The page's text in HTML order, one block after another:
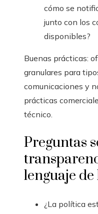
cómo se
junto con los
disponibles?
Buenas prácticas:
granulares para
comunicaciones y
prácticas
técnico.
Preguntas
lenguaje
¿La política